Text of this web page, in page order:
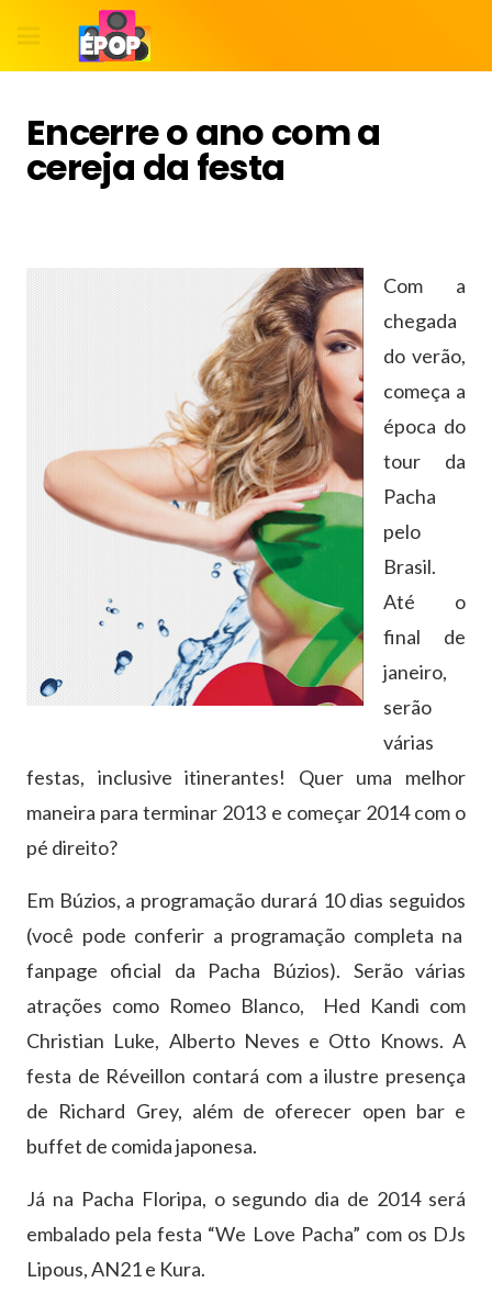
Encerre o ano com a
cereja da festa
Com a
chegada
do verão,
começa a
época do
tour da
Pacha
pelo
Brasil.
Até o
final de
janeiro,
serão
várias
festas, inclusive itinerantes! Quer uma melhor
maneira para terminar 2013 e começar 2014 com o
pé direito?
Em Búzios, a programação durará 10 dias seguidos
(você pode conferir a programação completa na
fanpage oficial da Pacha Búzios). Serão várias
atrações como Romeo Blanco, Hed Kandi com
Christian Luke, Alberto Neves e Otto Knows. A
festa de Réveillon contará com a ilustre presença
de Richard Grey, além de oferecer open bar e
buffet de comida japonesa.
Já na Pacha Floripa, o segundo dia de 2014 será
embalado pela festa “We Love Pacha” com os DJs
Lipous, AN21 e Kura.